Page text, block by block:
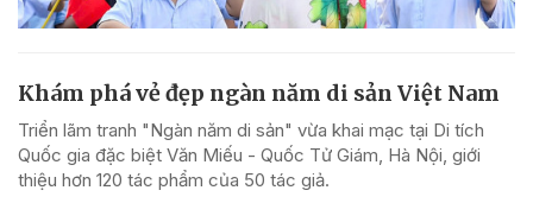
Khám phá vẻ đẹp ngàn năm di sản Việt Nam
Triển lãm tranh "Ngàn năm di sản" vừa khai mạc tại Di tích
Quốc gia đặc biệt Văn Miếu - Quốc Tử Giám, Hà Nội, giới
thiệu hơn 120 tác phẩm của 50 tác giả.